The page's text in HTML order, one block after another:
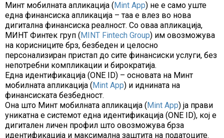
Минт мобилната апликација ( Mint App) не е само уште
една финансиска апликација – таа е влез во нова
дигитална финансиска реалност. Со оваа апликација,
МИНТ Финтек груп ( MINT Fintech Group) им овозможува
на корисниците брз, безбеден и целосно
персонализиран пристап до сите финансиски услуги, без
непотребни компликации и бирократија.
Една идентификација (ONE ID) – основата на Минт
мобилната апликација ( Mint App) и иднината на
финансиската безбедност.
Она што Минт мобилната апликација ( Mint App) ја прави
уникатна е системот една идентификација (ONE ID), кој е
дигитален личен профил што овозможува брза
идентификација и максимална заштита на податоците.